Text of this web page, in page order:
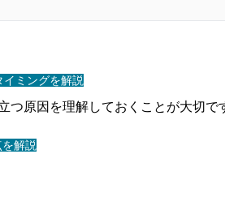
ミングを解説
解説
原因を理解しておくことが大切